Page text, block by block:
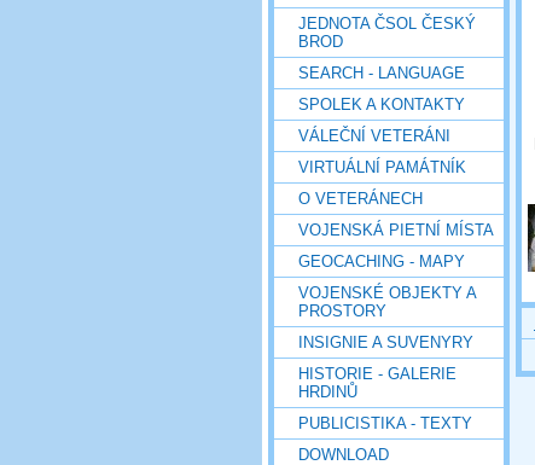
JEDNOTA ČSOL ČESKÝ
BROD
SEARCH - LANGUAGE
SPOLEK A KONTAKTY
VÁLEČNÍ VETERÁNI
VIRTUÁLNÍ PAMÁTNÍK
O VETERÁNECH
VOJENSKÁ PIETNÍ MÍSTA
GEOCACHING - MAPY
VOJENSKÉ OBJEKTY A
PROSTORY
INSIGNIE A SUVENYRY
HISTORIE - GALERIE
HRDINŮ
PUBLICISTIKA - TEXTY
DOWNLOAD